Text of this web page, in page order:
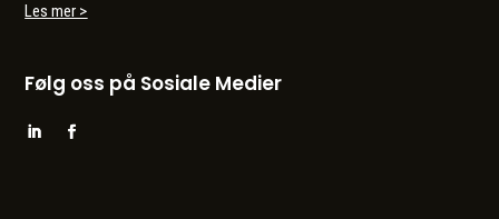
Les mer >
Følg oss på Sosiale Medier